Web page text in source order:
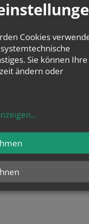
Cookies
Sie können Ihre
ändern oder
...